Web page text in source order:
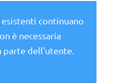
continuano
è necessaria
parte dell'utente.